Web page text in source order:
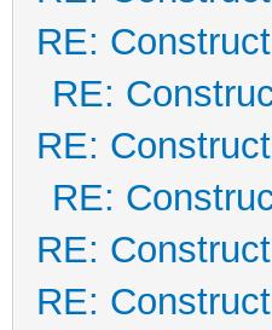
RE:
RE:
RE:
RE:
RE:
RE: